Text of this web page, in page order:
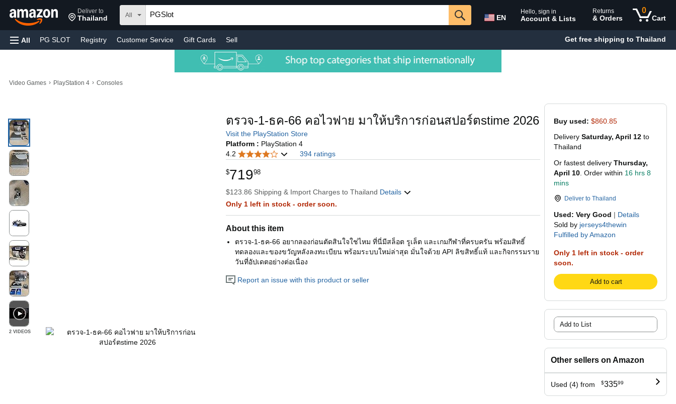
Deliver to
Thailand All EN
Hello, sign in
Account & Lists
Returns
& Orders
0
Cart
All PG SLOT Registry Customer Service Gift Cards Sell Get free shipping to Thailand
Video Games › PlayStation 4 › Consoles
Buy used: $860.85
Delivery Saturday, April 12 to
Thailand
Or fastest delivery Thursday,
April 10 . Order within 16 hrs 8
mins
Deliver to Thailand
Used: Very Good | Details
Sold by jerseys4thewin
Fulfilled by Amazon
Only 1 left in stock - order
soon.
Add to cart
Add to List
Other sellers on Amazon
Used (4) from $33599
2 VIDEOS
ตรวจ-1-ธค-66 คอไวฟาย มาให้บริการก่อนสปอร์ตstime 2026
Visit the PlayStation Store
Platform : PlayStation 4
4.2
394 ratings
$71998
$123.86 Shipping & Import Charges to Thailand Details
Only 1 left in stock - order soon.
About this item
ตรวจ-1-ธค-66 อยากลองก่อนตัดสินใจใช่ไหม ที่นี่มีสล็อต รูเล็ต และเกมกีฬาที่ครบครัน พร้อมสิทธิ์
ทดลองและของขวัญหลังลงทะเบียน พร้อมระบบใหม่ล่าสุด มั่นใจด้วย API ลิขสิทธิ์แท้ และกิจกรรมราย
วันที่อัปเดตอย่างต่อเนื่อง
Report an issue with this product or seller